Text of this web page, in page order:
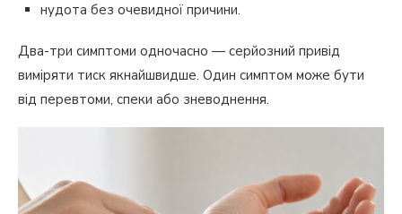
нудота без очевидної причини.
Два-три симптоми одночасно — серйозний привід
виміряти тиск якнайшвидше. Один симптом може бути
від перевтоми, спеки або зневоднення.